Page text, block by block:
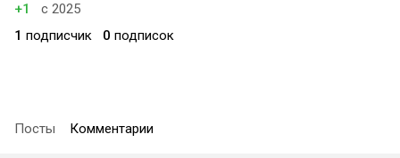
+1
с 2025
1 подписчик 0 подписок
Посты Комментарии